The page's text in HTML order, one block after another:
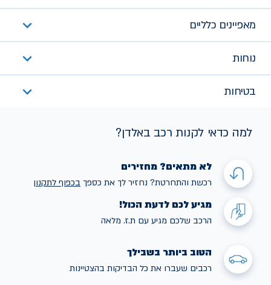
מאפיינים כלליים
נוחות
בטיחות
למה כדאי לקנות רכב באלדן?
לא מתאים? מחזירים
רכשת והתחרטת? נחזיר לך את כספך בכפוף לתקנון
מגיע לכם לדעת הכול!
הרכב שלכם מגיע עם ת.ז. מלאה
הטוב ביותר בשבילך
רכבים שעברו את כל הבדיקות בהצטיינות